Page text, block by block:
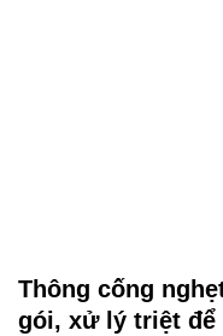
Thông cống
gói, xử lý triệt để